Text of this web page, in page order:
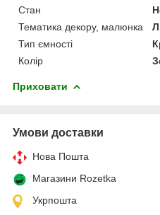
Стан
Тематика декору, малюнка
Тип ємності
Колір
Приховати
Умови доставки
Нова Пошта
Магазини Rozetka
Укрпошта